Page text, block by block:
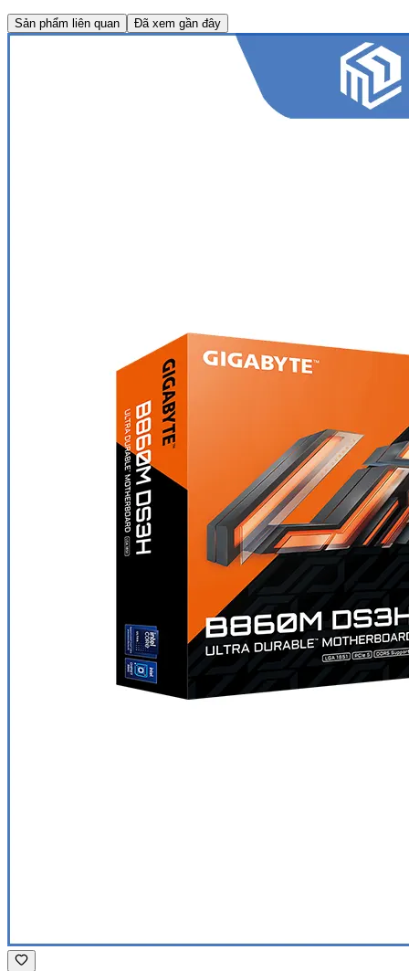
Sản phẩm liên quan Đã xem gần đây